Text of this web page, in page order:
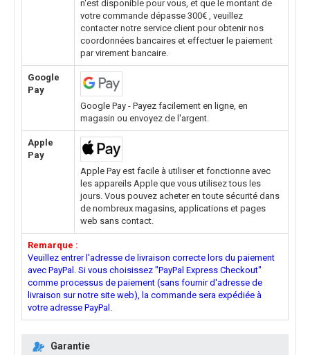
n'est disponible pour vous, et que le montant de
votre commande dépasse 300€ , veuillez
contacter notre service client pour obtenir nos
coordonnées bancaires et effectuer le paiement
par virement bancaire.
Google
Pay
Google Pay - Payez facilement en ligne, en
magasin ou envoyez de l'argent.
Apple
Pay
Apple Pay est facile à utiliser et fonctionne avec
les appareils Apple que vous utilisez tous les
jours. Vous pouvez acheter en toute sécurité dans
de nombreux magasins, applications et pages
web sans contact.
Remarque :
Veuillez entrer l'adresse de livraison correcte lors du paiement
avec PayPal. Si vous choisissez "PayPal Express Checkout"
comme processus de paiement (sans fournir d'adresse de
livraison sur notre site web), la commande sera expédiée à
votre adresse PayPal.
Garantie